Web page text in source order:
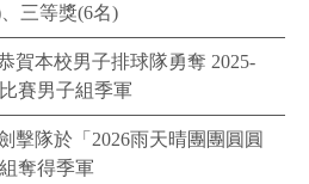
三等獎(6名)
賀本校男子排球隊勇奪 2025-
賽男子組季軍
擊隊於「2026雨天晴團團圓圓
奪得季軍